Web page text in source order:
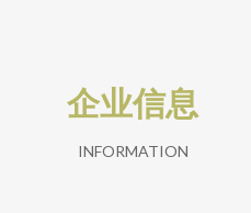
企业信息
INFORMATION